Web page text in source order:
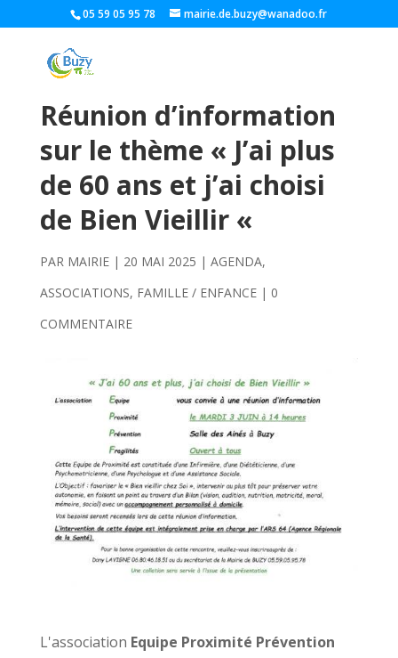
05 59 05 95 78 mairie.de.buzy@wanadoo.fr
Réunion d’information
sur le thème « J’ai plus
de 60 ans et j’ai choisi
de Bien Vieillir «
PAR MAIRIE| 20 MAI 2025 | AGENDA,
ASSOCIATIONS, FAMILLE / ENFANCE| 0
COMMENTAIRE
L'association Equipe Proximité Prévention